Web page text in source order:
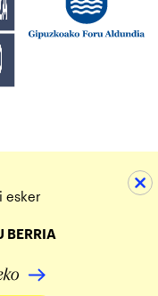
esker
BERRIA